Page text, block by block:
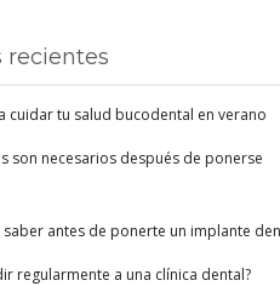
recientes
cuidar tu salud bucodental en verano
son necesarios después de ponerse
antes de ponerte un implante
regularmente a una clínica dental?